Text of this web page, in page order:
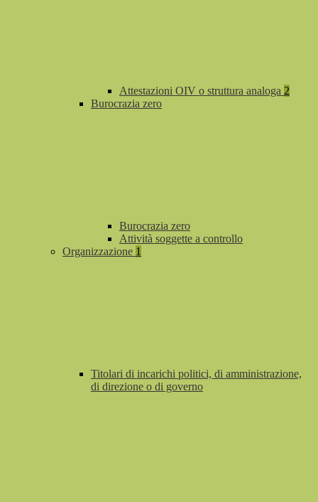
Attestazioni OIV o struttura analoga 2
Burocrazia zero
Burocrazia zero
Attività soggette a controllo
Organizzazione 1
Titolari di incarichi politici, di amministrazione,
di direzione o di governo